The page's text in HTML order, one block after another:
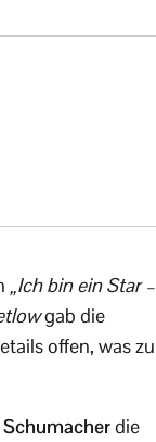
„Ich bin ein Star –
gab die
offen, was zu
Schumacherdie